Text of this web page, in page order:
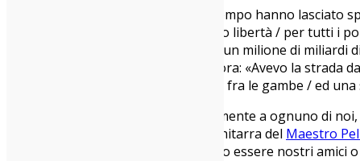
I tre ragazzi scappati di casa di un tempo hanno lasciato
illuminanti testi di Appino. «Vogliamo libertà / per tutti i
gradini / fra le salite e le discese / di un milione di
interpretare, solo accettare». O ancora: «Avevo la
troppo soli, tu / una bottiglia di vino fra le gambe / ed
Sono tutti versi che parlano direttamente a ognuno di noi,
toscanacci, quattro se contiamo la chitarra del Maestro
nuova via). Gli Zen Circus potrebbero essere nostri